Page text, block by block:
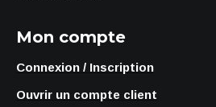
Mon compte
Connexion / Inscription
Ouvrir un compte client